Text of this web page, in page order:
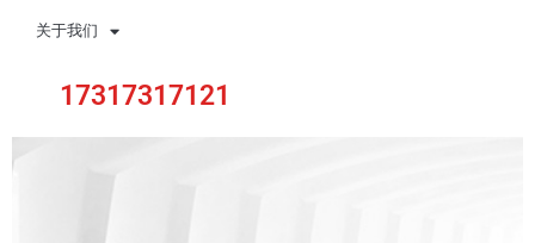
关于我们
17317317121